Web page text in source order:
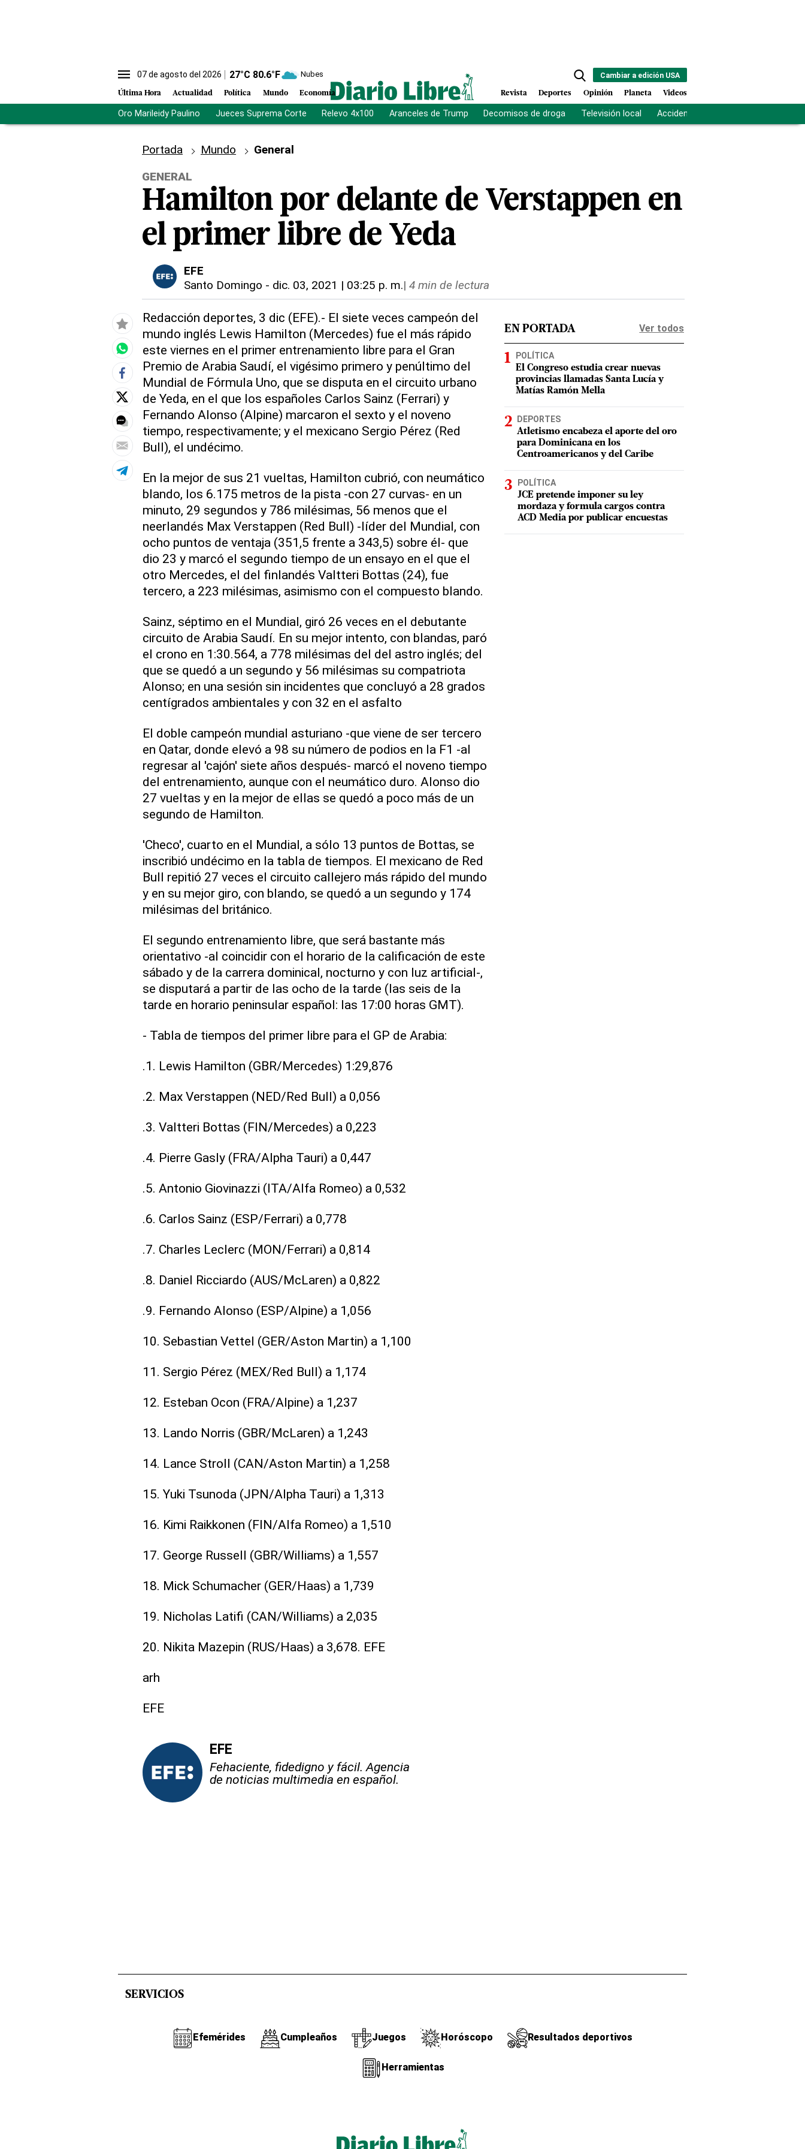
07 de agosto del 2026 27°C 80.6°F Nubes
Última Hora Actualidad Política Mundo Economía
Cambiar a edición USA
Revista Deportes Opinión Planeta Videos
Oro Marileidy Paulino Jueces Suprema Corte Relevo 4x100 Aranceles de Trump Decomisos de droga Televisión local Accidente Los Ríos
Portada Mundo
General
GENERAL
Hamilton por delante de Verstappen en
el primer libre de Yeda
EFE
Santo Domingo - dic. 03, 2021 | 03:25 p. m.| 4 min de lectura
Redacción deportes, 3 dic (EFE).- El siete veces campeón del
mundo inglés Lewis Hamilton (Mercedes) fue el más rápido
este viernes en el primer entrenamiento libre para el Gran
Premio de Arabia Saudí, el vigésimo primero y penúltimo del
Mundial de Fórmula Uno, que se disputa en el circuito urbano
de Yeda, en el que los españoles Carlos Sainz (Ferrari) y
Fernando Alonso (Alpine) marcaron el sexto y el noveno
tiempo, respectivamente; y el mexicano Sergio Pérez (Red
Bull), el undécimo.
En la mejor de sus 21 vueltas, Hamilton cubrió, con neumático
blando, los 6.175 metros de la pista -con 27 curvas- en un
minuto, 29 segundos y 786 milésimas, 56 menos que el
neerlandés Max Verstappen (Red Bull) -líder del Mundial, con
ocho puntos de ventaja (351,5 frente a 343,5) sobre él- que
dio 23 y marcó el segundo tiempo de un ensayo en el que el
otro Mercedes, el del finlandés Valtteri Bottas (24), fue
tercero, a 223 milésimas, asimismo con el compuesto blando.
Sainz, séptimo en el Mundial, giró 26 veces en el debutante
circuito de Arabia Saudí. En su mejor intento, con blandas, paró
el crono en 1:30.564, a 778 milésimas del del astro inglés; del
que se quedó a un segundo y 56 milésimas su compatriota
Alonso; en una sesión sin incidentes que concluyó a 28 grados
centígrados ambientales y con 32 en el asfalto
El doble campeón mundial asturiano -que viene de ser tercero
en Qatar, donde elevó a 98 su número de podios en la F1 -al
regresar al 'cajón' siete años después- marcó el noveno tiempo
del entrenamiento, aunque con el neumático duro. Alonso dio
27 vueltas y en la mejor de ellas se quedó a poco más de un
segundo de Hamilton.
'Checo', cuarto en el Mundial, a sólo 13 puntos de Bottas, se
inscribió undécimo en la tabla de tiempos. El mexicano de Red
Bull repitió 27 veces el circuito callejero más rápido del mundo
y en su mejor giro, con blando, se quedó a un segundo y 174
milésimas del británico.
El segundo entrenamiento libre, que será bastante más
orientativo -al coincidir con el horario de la calificación de este
sábado y de la carrera dominical, nocturno y con luz artificial-,
se disputará a partir de las ocho de la tarde (las seis de la
tarde en horario peninsular español: las 17:00 horas GMT).
- Tabla de tiempos del primer libre para el GP de Arabia:
.1. Lewis Hamilton (GBR/Mercedes) 1:29,876
.2. Max Verstappen (NED/Red Bull) a 0,056
.3. Valtteri Bottas (FIN/Mercedes) a 0,223
.4. Pierre Gasly (FRA/Alpha Tauri) a 0,447
.5. Antonio Giovinazzi (ITA/Alfa Romeo) a 0,532
.6. Carlos Sainz (ESP/Ferrari) a 0,778
.7. Charles Leclerc (MON/Ferrari) a 0,814
.8. Daniel Ricciardo (AUS/McLaren) a 0,822
.9. Fernando Alonso (ESP/Alpine) a 1,056
10. Sebastian Vettel (GER/Aston Martin) a 1,100
11. Sergio Pérez (MEX/Red Bull) a 1,174
12. Esteban Ocon (FRA/Alpine) a 1,237
13. Lando Norris (GBR/McLaren) a 1,243
14. Lance Stroll (CAN/Aston Martin) a 1,258
15. Yuki Tsunoda (JPN/Alpha Tauri) a 1,313
16. Kimi Raikkonen (FIN/Alfa Romeo) a 1,510
17. George Russell (GBR/Williams) a 1,557
18. Mick Schumacher (GER/Haas) a 1,739
19. Nicholas Latifi (CAN/Williams) a 2,035
20. Nikita Mazepin (RUS/Haas) a 3,678. EFE
arh
EFE
EFE
Fehaciente, fidedigno y fácil. Agencia
de noticias multimedia en español.
EN PORTADA Ver todos
POLÍTICA
El Congreso estudia crear nuevas
provincias llamadas Santa Lucía y
Matías Ramón Mella
DEPORTES
Atletismo encabeza el aporte del oro
para Dominicana en los
Centroamericanos y del Caribe
POLÍTICA
JCE pretende imponer su ley
mordaza y formula cargos contra
ACD Media por publicar encuestas
SERVICIOS
Efemérides Cumpleaños Juegos Horóscopo Resultados deportivos
Herramientas